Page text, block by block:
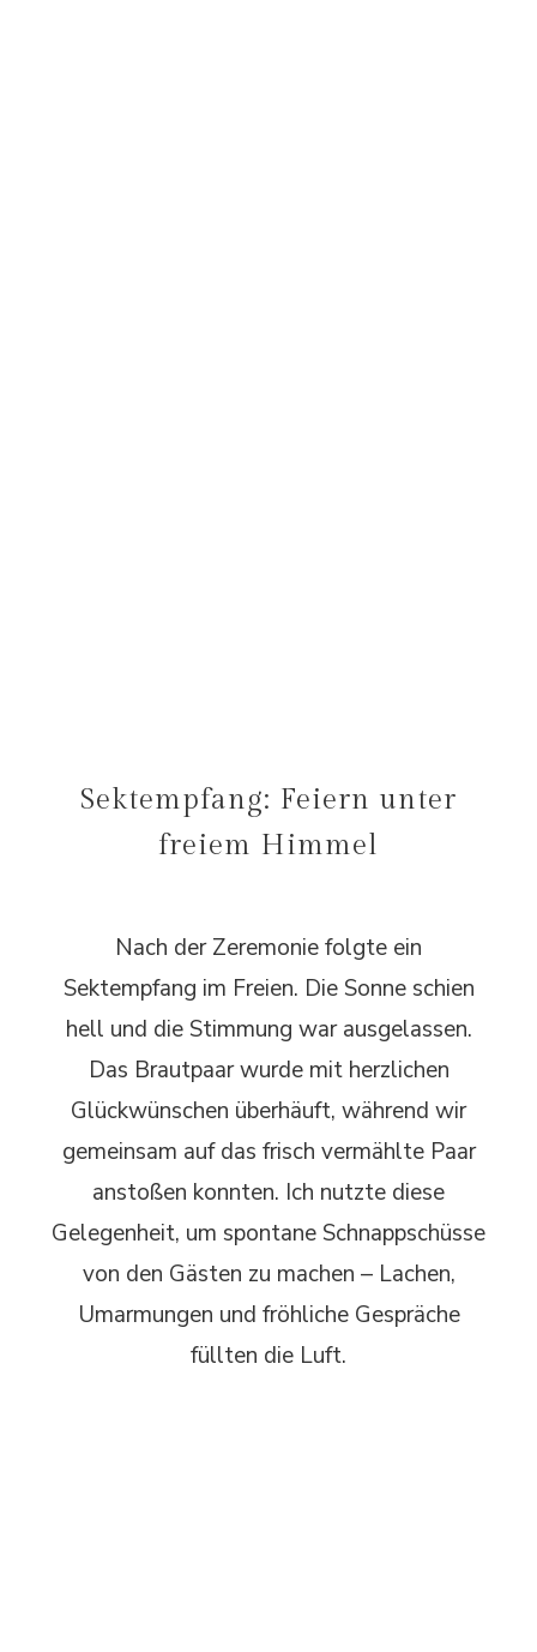
Sektempfang: Feiern unter
freiem Himmel
Nach der Zeremonie folgte ein
Sektempfang im Freien. Die Sonne schien
hell und die Stimmung war ausgelassen.
Das Brautpaar wurde mit herzlichen
Glückwünschen überhäuft, während wir
gemeinsam auf das frisch vermählte Paar
anstoßen konnten. Ich nutzte diese
Gelegenheit, um spontane Schnappschüsse
von den Gästen zu machen – Lachen,
Umarmungen und fröhliche Gespräche
füllten die Luft.